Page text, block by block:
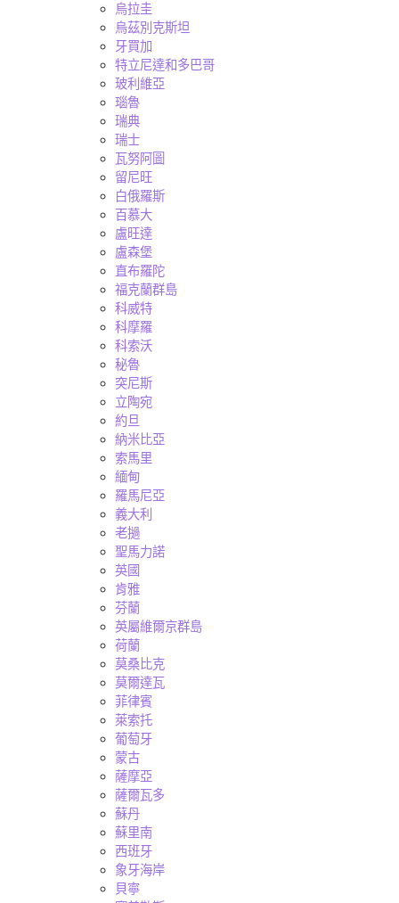
烏拉圭
烏茲別克斯坦
牙買加
特立尼達和多巴哥
玻利維亞
瑙魯
瑞典
瑞士
瓦努阿圖
留尼旺
白俄羅斯
百慕大
盧旺達
盧森堡
直布羅陀
福克蘭群島
科威特
科摩羅
科索沃
秘魯
突尼斯
立陶宛
約旦
納米比亞
索馬里
緬甸
羅馬尼亞
義大利
老撾
聖馬力諾
英國
肯雅
芬蘭
英屬維爾京群島
荷蘭
莫桑比克
莫爾達瓦
菲律賓
萊索托
葡萄牙
蒙古
薩摩亞
薩爾瓦多
蘇丹
蘇里南
西班牙
象牙海岸
貝寧